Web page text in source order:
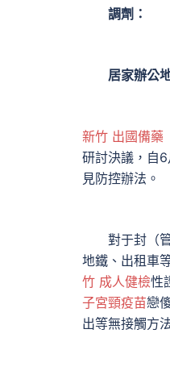
調劑：
居家辦公地
新竹 出國備藥
研討決議，自
見防控辦法。
對于封（管
地鐵、出租車
竹 成人健檢性
子宮頸疫苗戀
出等無接觸方